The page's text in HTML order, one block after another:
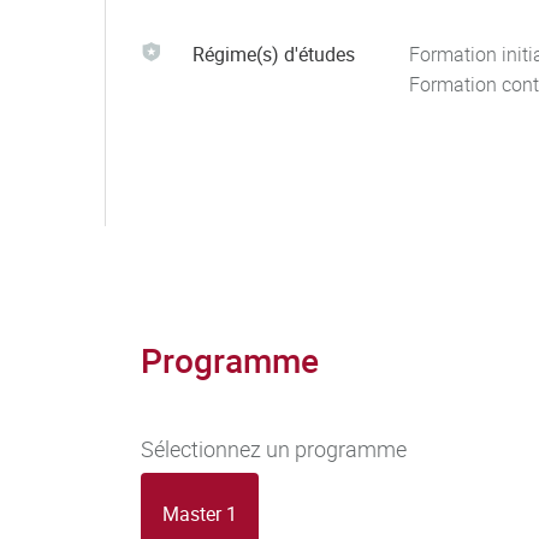
Régime(s) d'études
Formation
Formation
Programme
Sélectionnez un programme
Master 1